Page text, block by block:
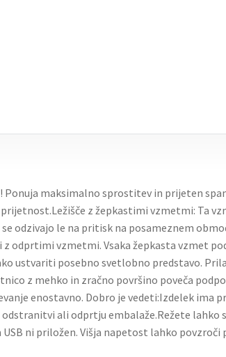
maksimalno sprostitev in prijeten
z žepkastimi vzmetmi: Ta
odzivajo le na pritisk na posameznem
odprtimi vzmetmi. Vsaka žepkasta vzmet
ustvariti posebno svetlobno predstavo.
z mehko in zračno površino poveča
enostavno. Dobro je vedeti:Izdelek ima
ali odprtju embalaže.Režete lahko
USB ni priložen. Višja napetost lahko